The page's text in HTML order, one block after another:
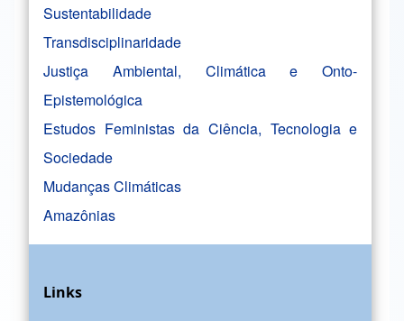
Sustentabilidade
Transdisciplinaridade
Justiça Ambiental, Climática e Onto-
Epistemológica
Estudos Feministas da Ciência, Tecnologia e
Sociedade
Mudanças Climáticas
Amazônias
Links